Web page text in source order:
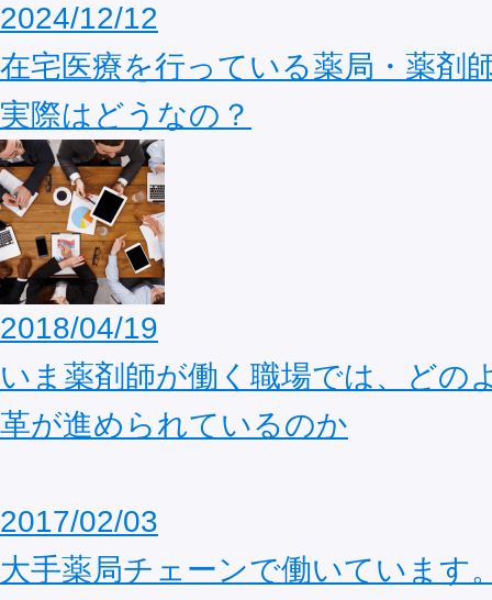
2024/12/12
在宅医療を行っている薬局・薬剤
実際はどうなの？
2018/04/19
いま薬剤師が働く職場では、どの
革が進められているのか
2017/02/03
大手薬局チェーンで働いています